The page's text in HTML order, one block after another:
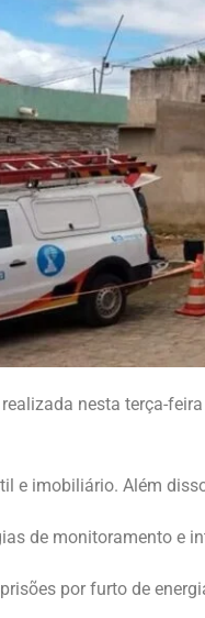
nesta terça-
e imobiliário. Além
de monitoramento e
por furto de